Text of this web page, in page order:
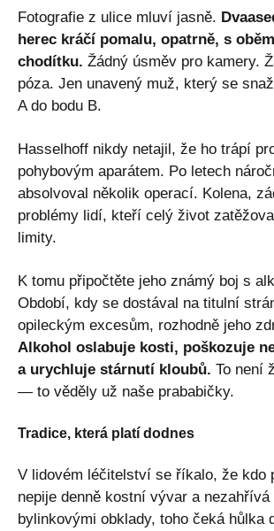
Fotografie z ulice mluví jasně.
herec kráčí pomalu, opatrně, s
chodítku. Žádný úsměv pro kamery.
póza. Jen unavený muž, který se
A do bodu B.
Hasselhoff nikdy netajil, že ho trápí
pohybovým aparátem. Po letech
absolvoval několik operací. Kolena,
problémy lidí, kteří celý život
limity.
K tomu připočtěte jeho známý boj s
Období, kdy se dostával na titulní
opileckým excesům, rozhodně jeho
Alkohol oslabuje kosti, poškozuje
a urychluje stárnutí kloubů. To není
— to věděly už naše prababičky.
Tradice, která platí dodnes
V lidovém léčitelství se říkalo, že kdo
nepije denně kostní vývar a nezahřívá
bylinkovými obklady, toho čeká hůlka